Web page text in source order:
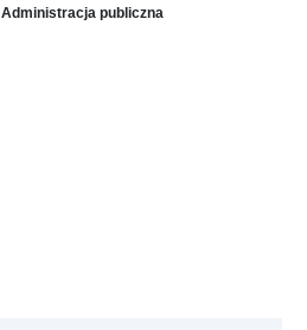
Administracja publiczna